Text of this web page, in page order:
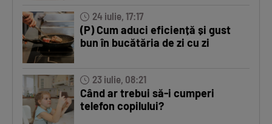
24 iulie, 17:17
(P) Cum aduci eficiență și gust
bun în bucătăria de zi cu zi
23 iulie, 08:21
Când ar trebui să-i cumperi
telefon copilului?